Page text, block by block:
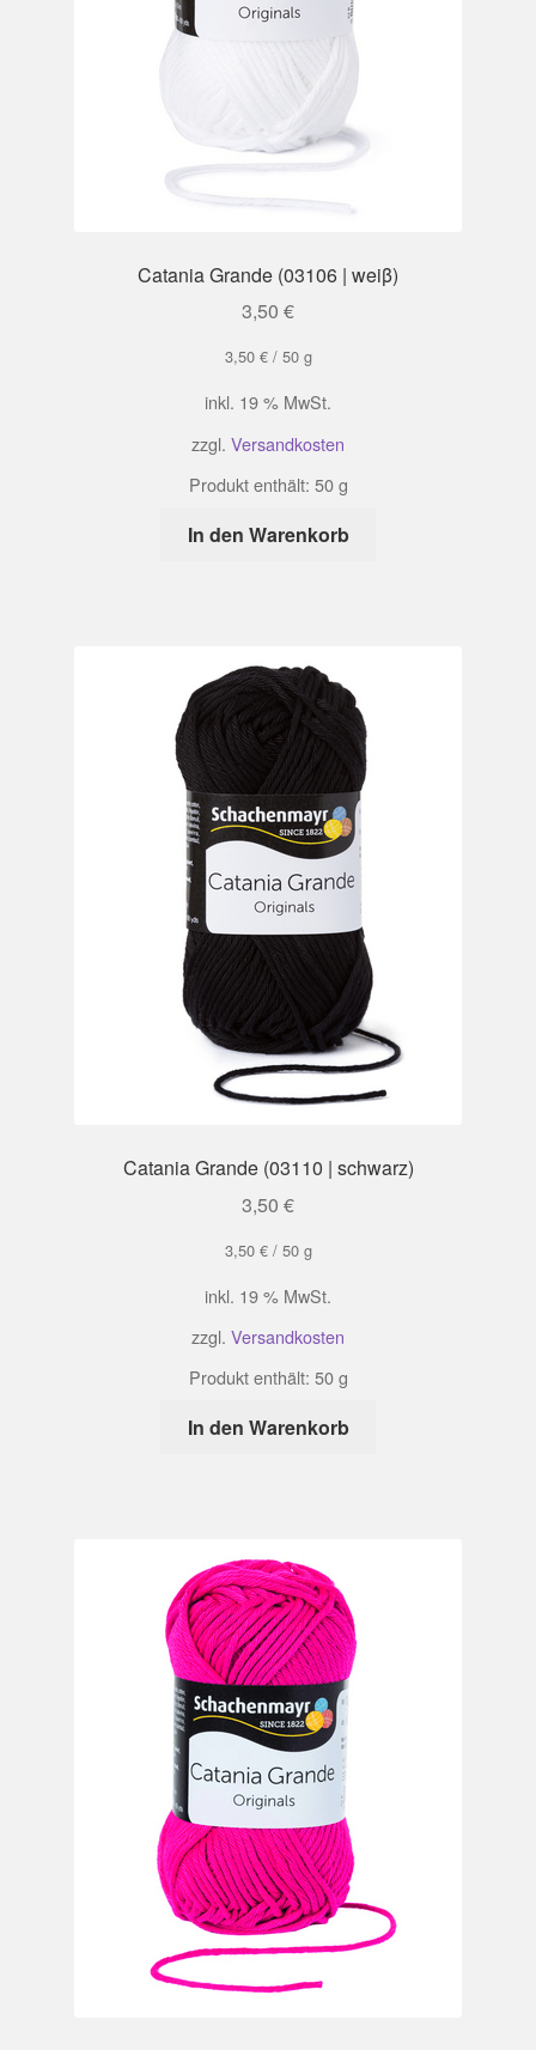
Catania Grande (03106 | weiβ)
3,50 €
3,50 €/ 50 g
inkl. 19 % MwSt.
zzgl. Versandkosten
Produkt enthält: 50g
In den Warenkorb
Catania Grande (03110 | schwarz)
3,50 €
3,50 €/ 50 g
inkl. 19 % MwSt.
zzgl. Versandkosten
Produkt enthält: 50g
In den Warenkorb